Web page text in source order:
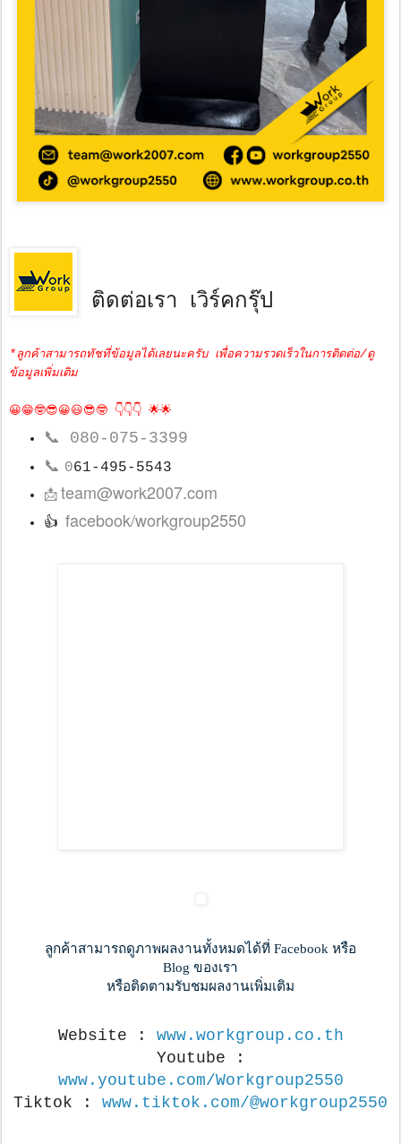
ติดต่อเรา เวิร์คกรุ๊ป
*ลูกค้าสามารถทัชที่ข้อมูลได้เลยนะครับ เพื่อความรวดเร็วในการติดต่อ/ดู
ข้อมูลเพิ่มเติม
😀😁🤓😎😀😃😎🤓 👇👇👇 🌟🌟
📞 080-075-3399
📞 061-495-5543
📩team@work2007.com
👍 facebook/workgroup2550
ลูกค้าสามารถดูภาพผลงานทั้งหมดได้ที่ Facebook หรือ
Blog ของเรา
หรือติดตามรับชมผลงานเพิ่มเติม
Website : www.workgroup.co.th
Youtube :
www.youtube.com/Workgroup2550
Tiktok : www.tiktok.com/@workgroup2550